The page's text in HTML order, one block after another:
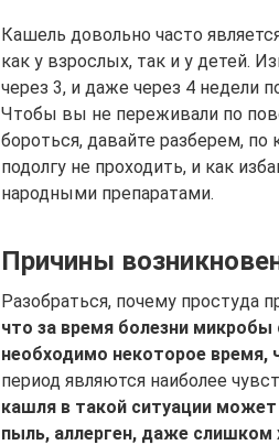
Кашель довольно часто
как у взрослых, так и у детей.
через 3, и даже через 4 недели
Чтобы вы не переживали по
бороться, давайте разберем,
подолгу не проходить, и как
народными препаратами.
Причины
Разобраться, почему простуда
что за время болезни
необходимо некоторое время,
период являются наиболее
кашля в такой ситуации
пыль, аллерген, даже